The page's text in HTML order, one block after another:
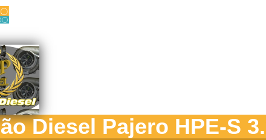
Diesel Pajero HPE-S